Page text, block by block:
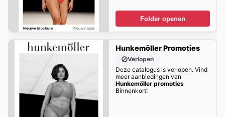
Folder openen
Hunkemöller Promoties
Verlopen
Deze catalogus is verlopen. Vind
meer aanbiedingen van
Hunkemöller promoties
Binnenkort!